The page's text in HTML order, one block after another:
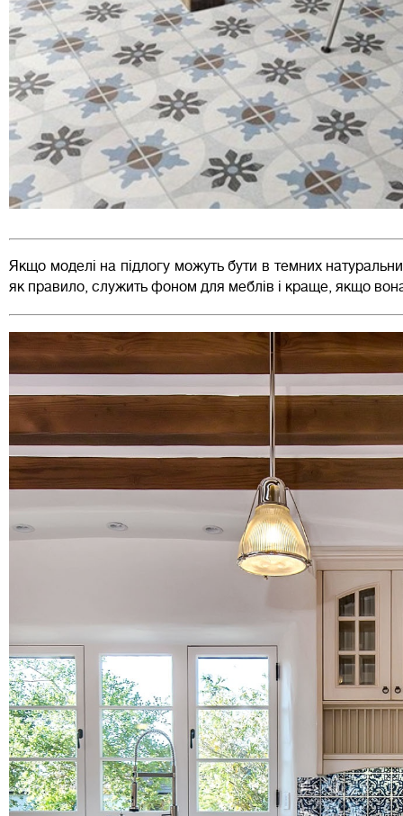
Якщо моделі на підлогу можуть бути в темних
як правило, служить фоном для меблів і краще, якщо вона